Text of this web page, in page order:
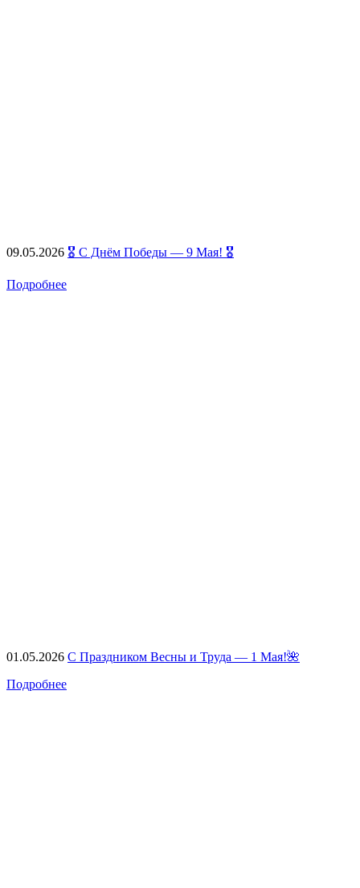
09.05.2026 🎖️ С Днём Победы — 9 Мая! 🎖️
Подробнее
01.05.2026 С Праздником Весны и Труда — 1 Мая!🌺
Подробнее